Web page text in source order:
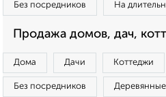
Без посредников На
Продажа домов, дач,
Дома Дачи Коттеджи
Без посредников Деревянные